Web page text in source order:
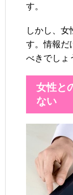
す。
しかし、
す。情報だ
べきでしょ
女性と
ない